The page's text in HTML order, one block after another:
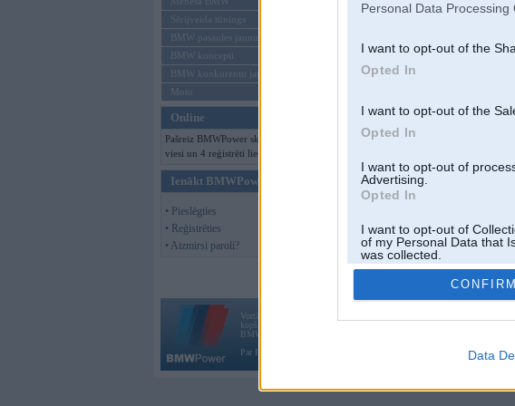
Personal Data Processing
I want to opt-out of the
Opted In
I want to opt-out of the
Opted In
I want to opt-out of
Advertising.
Opted In
I want to opt-out of
of my Personal Data that
was collected.
Opted Out
CONFIRM
Data
Sērijveida tūnings
BMW pasaules jaunumi
BMW koncepti
BMW konkurentu jaunumi
Moto
Online
Pašreiz BMWPower skatās 134
viesi un 4 reģistrēti lietotāji.
Ienākt BMWPower
• Pieslēgties
• Reģistrēties
• Aizmirsi paroli?
Vortāls BMWPower.lv darbojas
kopš 2002. gada 14. maija. Tas nav auto klubs un nav saistīts ar
BMW AG.
Par BMWPower